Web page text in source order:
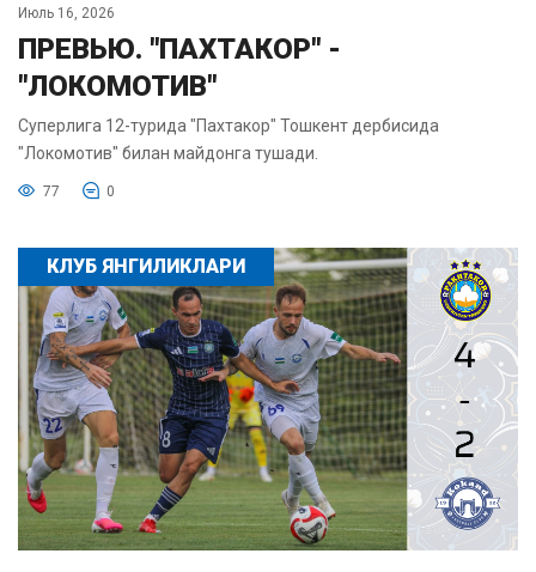
Июль 16, 2026
ПРЕВЬЮ. "ПАХТАКОР" -
"ЛОКОМОТИВ"
Суперлига 12-турида "Пахтакор" Тошкент дербисида
"Локомотив" билан майдонга тушади.
77 0
КЛУБ ЯНГИЛИКЛАРИ